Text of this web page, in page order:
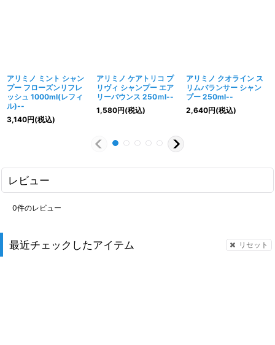
アリミノ ミント シャン
プー フローズンリフレ
ッシュ 1000ml(レフィ
ル)--
3,140円(税込)
アリミノ ケアトリコ プ
リヴィ シャンプー エア
リーバウンス 250ｍl--
1,580円(税込)
アリミノ クオライン ス
リムバランサー シャン
プー 250ml--
2,640円(税込)
レビュー
0件のレビュー
最近チェックしたアイテム リセット